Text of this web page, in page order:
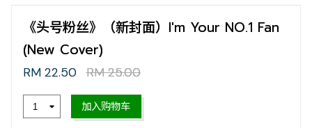
《头号粉丝》（新封面）I'm Your NO.1 Fan
(New Cover)
RM 22.50 RM 25.00
加入购物车